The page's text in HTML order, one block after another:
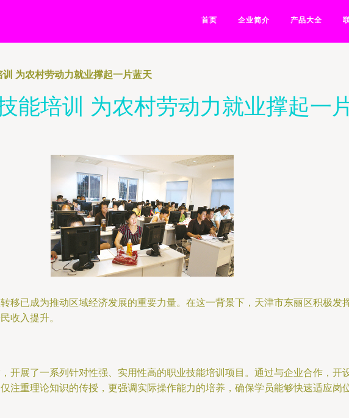
首页 企业简介 产品大全
为农村劳动力就业撑起一片蓝天
能培训 为农村劳动力就业撑起一
移已成为推动区域经济发展的重要力量。在这一背景下，天津市东丽区积极发
收入提升。
开展了一系列针对性强、实用性高的职业技能培训项目。通过与企业合作，开
注重理论知识的传授，更强调实际操作能力的培养，确保学员能够快速适应岗